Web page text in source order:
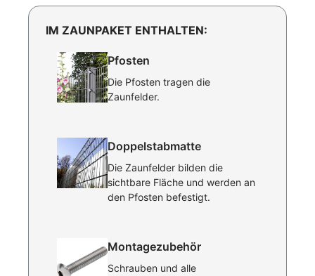
IM ZAUNPAKET ENTHALTEN:
Pfosten
Die Pfosten tragen die
Zaunfelder.
Doppelstabmatte
Die Zaunfelder bilden die
sichtbare Fläche und werden an
den Pfosten befestigt.
Montagezubehör
Schrauben und alle